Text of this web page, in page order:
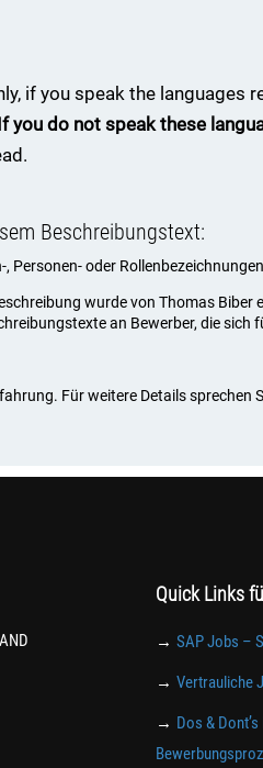
if you speak the
you do not speak these
Beschreibungstext:
, Personen- oder
wurde von Thomas
an Bewerber, die sich
Für weitere Details sprechen
Quick Links
→ SAP Jobs –
→ Vertrauliche
→ Dos & Dont’s